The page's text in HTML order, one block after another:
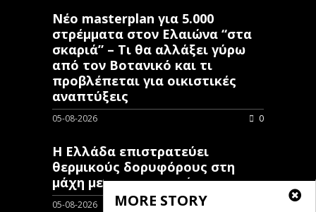
MORE STORY
Νέο masterplan για 5.000
στρέμματα στον Ελαιώνα “στα
σκαριά” – Τι θα αλλάξει γύρω
από τον Βοτανικό και τι
προβλέπεται για οικιστικές
αναπτύξεις
05-08-2026 0
Η Ελλάδα επιστρατεύει
θερμικούς δορυφόρους στη
μάχη με τις πυρκαγιές
05-08-2026